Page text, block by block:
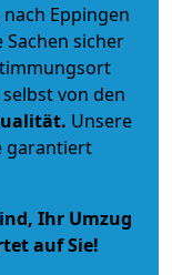
Eppingen
sicher
von den
. Unsere
garantiert
Ihr Umzug
auf Sie!